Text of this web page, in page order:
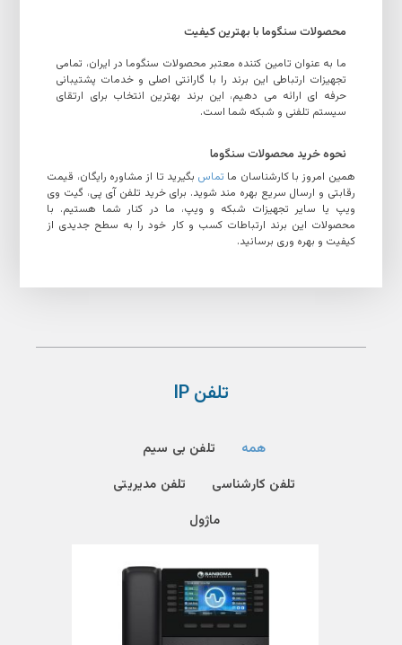
محصولات سنگوما با بهترین کیفیت
ما به عنوان تامین کننده معتبر محصولات سنگوما در ایران، تمامی
تجهیزات ارتباطی این برند را با گارانتی اصلی و خدمات پشتیبانی
حرفه ای ارائه می دهیم، این برند بهترین انتخاب برای ارتقای
سیستم تلفنی و شبکه شما است.
نحوه خرید محصولات سنگوما
همین امروز با کارشناسان ما تماس بگیرید تا از مشاوره رایگان، قیمت
رقابتی و ارسال سریع بهره مند شوید. برای خرید تلفن آی پی، گیت وی
ویپ یا سایر تجهیزات شبکه و ویپ، ما در کنار شما هستیم. با
محصولات این برند ارتباطات کسب و کار خود را به سطح جدیدی از
کیفیت و بهره وری برسانید.
تلفن IP
همه
تلفن بی سیم
تلفن کارشناسی
تلفن مدیریتی
ماژول